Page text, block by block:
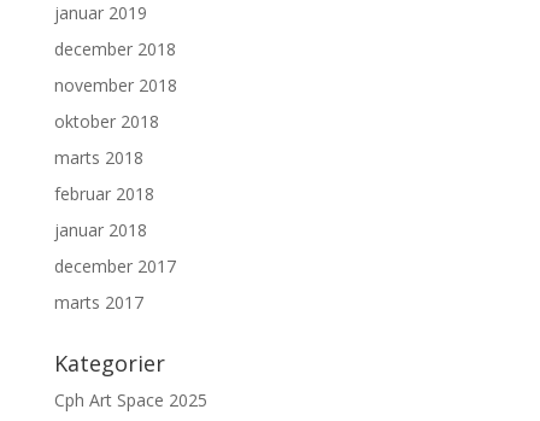
januar 2019
december 2018
november 2018
oktober 2018
marts 2018
februar 2018
januar 2018
december 2017
marts 2017
Kategorier
Cph Art Space 2025